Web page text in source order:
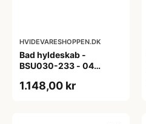
HVIDEVARESHOPPEN.DK
Bad hyldeskab -
BSU030-233 - 04
1.148,00 kr